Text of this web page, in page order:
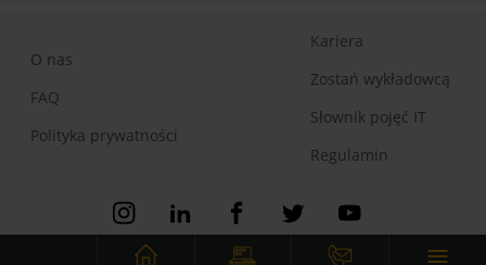
O nas
FAQ
Polityka prywatności
Kariera
Zostań wykładowcą
Słownik pojęć IT
Regulamin